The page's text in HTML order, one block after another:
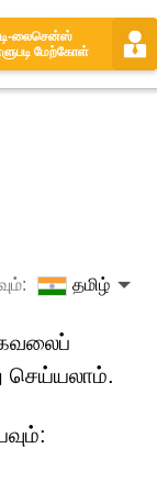
லைசென்ஸ்
மேற்கோள்
தமிழ்
செய்யலாம்.